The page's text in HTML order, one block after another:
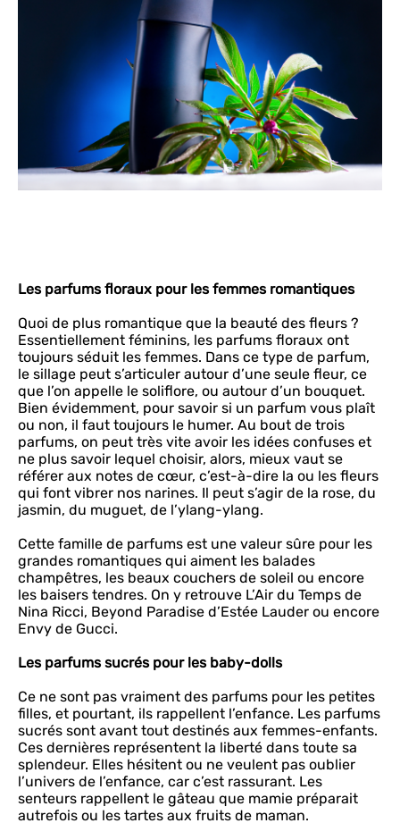
Les parfums floraux pour les femmes romantiques
Quoi de plus romantique que la beauté des fleurs ?
Essentiellement féminins, les parfums floraux ont
toujours séduit les femmes. Dans ce type de parfum,
le sillage peut s’articuler autour d’une seule fleur, ce
que l’on appelle le soliflore, ou autour d’un bouquet.
Bien évidemment, pour savoir si un parfum vous plaît
ou non, il faut toujours le humer. Au bout de trois
parfums, on peut très vite avoir les idées confuses et
ne plus savoir lequel choisir, alors, mieux vaut se
référer aux notes de cœur, c’est-à-dire la ou les fleurs
qui font vibrer nos narines. Il peut s’agir de la rose, du
jasmin, du muguet, de l’ylang-ylang.
Cette famille de parfums est une valeur sûre pour les
grandes romantiques qui aiment les balades
champêtres, les beaux couchers de soleil ou encore
les baisers tendres. On y retrouve L’Air du Temps de
Nina Ricci, Beyond Paradise d’Estée Lauder ou encore
Envy de Gucci.
Les parfums sucrés pour les baby-dolls
Ce ne sont pas vraiment des parfums pour les petites
filles, et pourtant, ils rappellent l’enfance. Les parfums
sucrés sont avant tout destinés aux femmes-enfants.
Ces dernières représentent la liberté dans toute sa
splendeur. Elles hésitent ou ne veulent pas oublier
l’univers de l’enfance, car c’est rassurant. Les
senteurs rappellent le gâteau que mamie préparait
autrefois ou les tartes aux fruits de maman.